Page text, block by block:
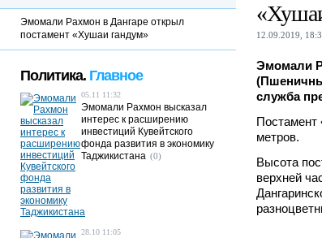
12.09.2019,
Эмомали
служба
Постамент
метров.
Высота
верхней
Эмомали Рахмон в Дангаре открыл
постамент «Хушаи гандум»
Политика. Главное
05.11 11:32
Эмомали Рахмон высказал
интерес к расширению
инвестиций Кувейтского
фонда развития в экономику
Таджикистана (0)
28.10 11:05